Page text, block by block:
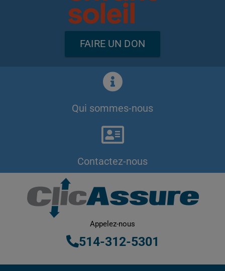
FAIRE UN DON
Qui sommes-nous
Contactez-nous
Appelez-nous
514-312-5301